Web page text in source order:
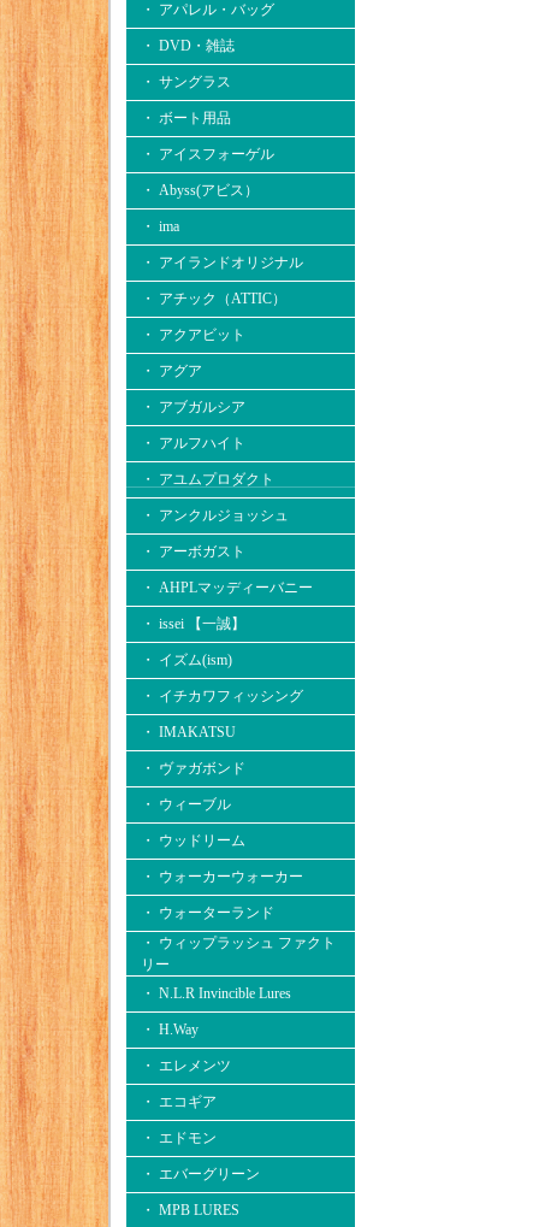
・ アパレル・バッグ
・ DVD・雑誌
・ サングラス
・ ボート用品
・ アイスフォーゲル
・ Abyss(アビス）
・ ima
・ アイランドオリジナル
・ アチック（ATTIC）
・ アクアビット
・ アグア
・ アブガルシア
・ アルフハイト
・ アユムプロダクト
・ アンクルジョッシュ
・ アーボガスト
・ AHPLマッディーバニー
・ issei 【一誠】
・ イズム(ism)
・ イチカワフィッシング
・ IMAKATSU
・ ヴァガボンド
・ ウィーブル
・ ウッドリーム
・ ウォーカーウォーカー
・ ウォーターランド
・ ウィップラッシュ ファクト
リー
・ N.L.R Invincible Lures
・ H.Way
・ エレメンツ
・ エコギア
・ エドモン
・ エバーグリーン
・ MPB LURES